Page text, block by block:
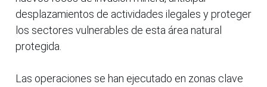
desplazamientos de actividades ilegales y proteger
los sectores vulnerables de esta área natural
protegida.
Las operaciones se han ejecutado en zonas clave